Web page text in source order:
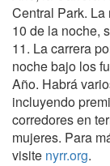
Central Park.
10 de la noche,
11. La carrera
noche bajo los
Año. Habrá
incluyendo
corredores en
mujeres. Para
visite nyrr.org.